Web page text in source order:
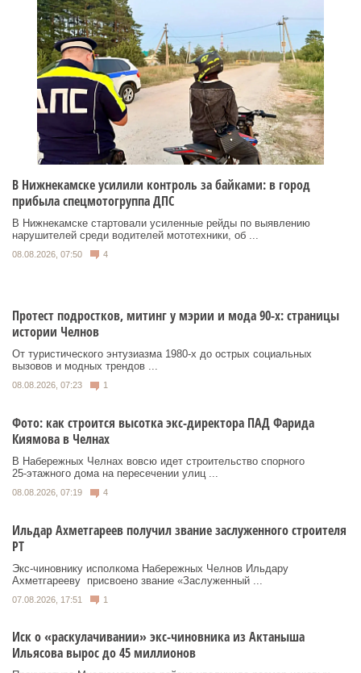
В Нижнекамске усилили контроль за байками: в город
прибыла спецмотогруппа ДПС
В Нижнекамске стартовали усиленные рейды по выявлению
нарушителей среди водителей мототехники, об ...
08.08.2026, 07:50 4
Протест подростков, митинг у мэрии и мода 90-х: страницы
истории Челнов
От туристического энтузиазма 1980‑х до острых социальных
вызовов и модных трендов ...
08.08.2026, 07:23 1
Фото: как строится высотка экс-директора ПАД Фарида
Киямова в Челнах
В Набережных Челнах вовсю идет строительство спорного
25‑этажного дома на пересечении улиц ...
08.08.2026, 07:19 4
Ильдар Ахметгареев получил звание заслуженного строителя
РТ
Экс‑чиновнику исполкома Набережных Челнов Ильдару
Ахметгарееву присвоено звание «Заслуженный ...
07.08.2026, 17:51 1
Иск о «раскулачивании» экс-чиновника из Актаныша
Ильясова вырос до 45 миллионов